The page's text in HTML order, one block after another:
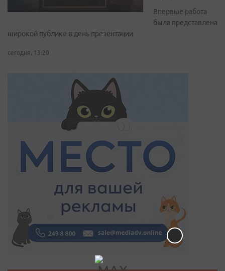
Впервые работа
была представлена
широкой публике в день презентации
сегодня, 13:20